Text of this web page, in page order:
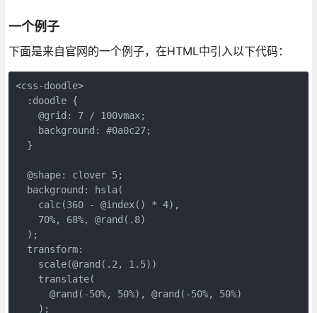
一个例子
下面是来自官网的一个例子，在HTML中引入以下代码：
<css-doodle>
  :doodle {
    @grid: 7 / 100vmax;
    background: #0a0c27;
  }
  @shape: clover 5;
  background: hsla(
    calc(360 - @index() * 4),
    70%, 68%, @rand(.8)
  );
  transform:
    scale(@rand(.2, 1.5))
    translate(
      @rand(-50%, 50%), @rand(-50%, 50%)
    );